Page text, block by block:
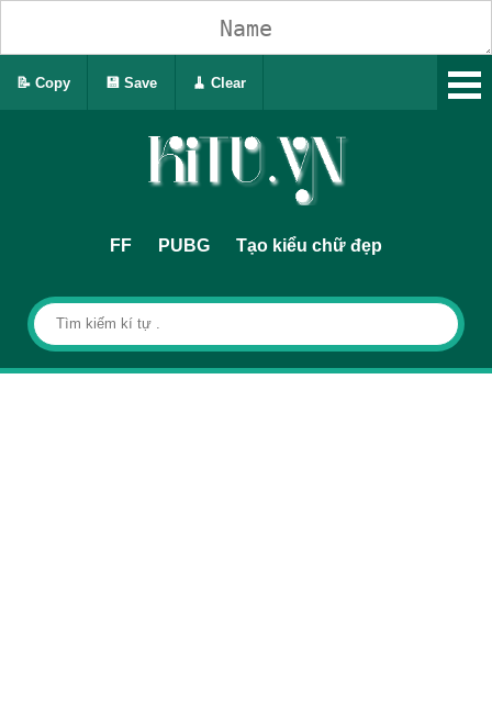
FF PUBG Tạo kiểu chữ đẹp
📝 Copy 💾 Save 🧹 Clear